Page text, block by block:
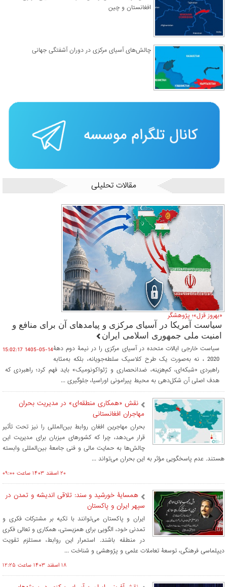
افغانستان و چین
چالش‌های آسیای مرکزی در دوران آشفتگی جهانی
مقالات تحلیلی
«بهروز قزل»؛ پژوهشگر
سیاست آمریکا در آسیای مرکزی و پیامدهای آن برای منافع و
امنیت ملی جمهوری اسلامی ایران
1405-05-14 15:02:17سیاست خارجی ایالات متحده در آسیای مرکزی را در نیمۀ دوم دهۀ
2020 ، نه به‌صورت یک طرح کلاسیک سلطه‌جویانه، بلکه به‌مثابه
راهبردی «شبکه‌ای، کم‌هزینه، ضدانحصاری و ژئواکونومیک» باید فهم کرد؛ راهبردی که
هدف اصلی آن شکل‌دهی به محیط پیرامونی اوراسیا، جلوگیری ...
نقش «همکاری منطقه‌ای» در مدیریت بحران
مهاجران افغانستانی
بحران مهاجرین افغان روابط بین‌المللی را نیز تحت تأثیر
قرار می‌دهد، چرا که کشورهای میزبان برای مدیریت این
چالش‌ها به حمایت مالی و فنی جامعۀ بین‌المللی وابسته
هستند. عدم پاسخگویی مؤثر به این بحران می‌تواند ...
۲۰ اسفند ۱۴۰۳ ساعت ۰۹:۰۰
همسایۀ خورشید و سند: تلاقی اندیشه و تمدن در
سپهر ایران و پاکستان
ایران و پاکستان می‌توانند با تکیه بر مشترکات فکری و
تمدنی خود، الگویی برای همزیستی، همکاری و تعالی فکری
در منطقه باشند. استمرار این روابط، مستلزم تقویت
دیپلماسی فرهنگی، توسعۀ تعاملات علمی و پژوهشی و شناخت ...
۱۸ اسفند ۱۴۰۳ ساعت ۱۲:۲۵